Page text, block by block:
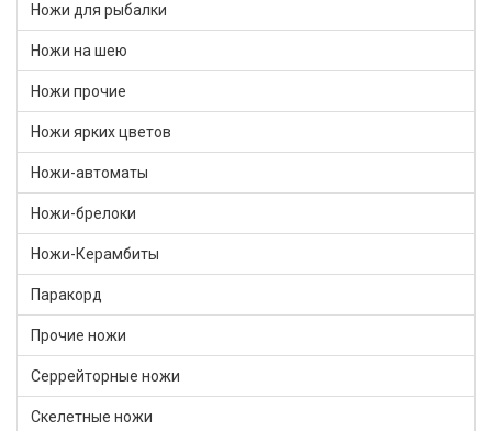
Ножи для рыбалки
Ножи на шею
Ножи прочие
Ножи ярких цветов
Ножи-автоматы
Ножи-брелоки
Ножи-Керамбиты
Паракорд
Прочие ножи
Серрейторные ножи
Скелетные ножи